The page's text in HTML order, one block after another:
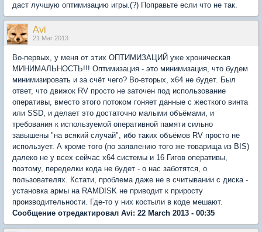
даст лучшую оптимизацию игры.(?) Поправьте если что не так.
Avi
21 Mar 2013
Во-первых, у меня от этих ОПТИМИЗАЦИЙ уже хроническая
МИНИМАЛЬНОСТЬ!!! Оптимизация - это минимизация, что будем
минимизировать и за счёт чего? Во-вторых, х64 не будет. Был
ответ, что движок RV просто не заточен под использование
оперативы, вместо этого потоком гоняет данные с жесткого винта
или SSD, и делает это достаточно малыми объёмами, и
требования к используемой оперативной памяти сильно
завышены "на всякий случай", ибо таких объёмов RV просто не
использует. А кроме того (по заявлению того же товарища из BIS)
далеко не у всех сейчас х64 системы и 16 Гигов оперативы,
поэтому, переделки кода не будет - о нас заботятся, о
пользователях. Кстати, проблема даже не в считывании с диска -
установка армы на RAMDISK не приводит к приросту
производительности. Где-то у них костыли в коде мешают.
Сообщение отредактировал Avi: 22 March 2013 - 00:35